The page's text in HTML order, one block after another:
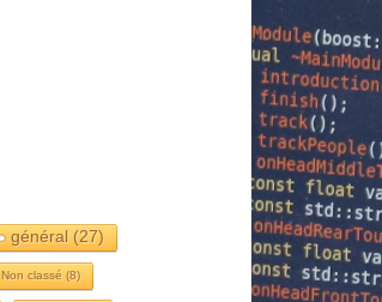
général(27)
Non classé(8)